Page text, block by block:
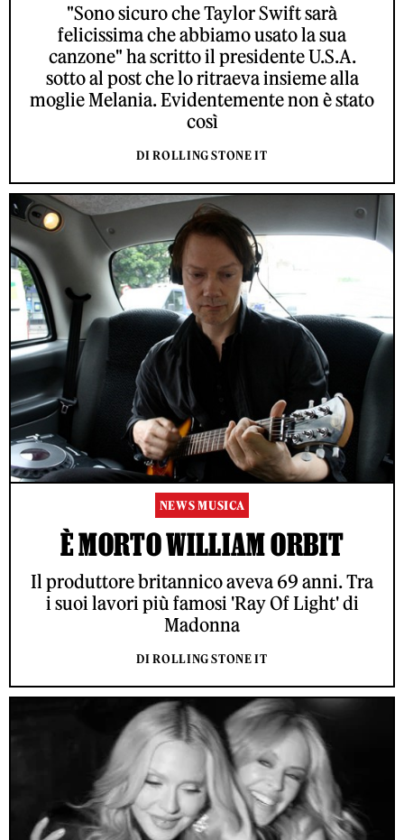
"Sono sicuro che Taylor Swift sarà
felicissima che abbiamo usato la sua
canzone" ha scritto il presidente U.S.A.
sotto al post che lo ritraeva insieme alla
moglie Melania. Evidentemente non è stato
così
DI ROLLING STONE IT
NEWS MUSICA
È MORTO WILLIAM ORBIT
Il produttore britannico aveva 69 anni. Tra
i suoi lavori più famosi 'Ray Of Light' di
Madonna
DI ROLLING STONE IT